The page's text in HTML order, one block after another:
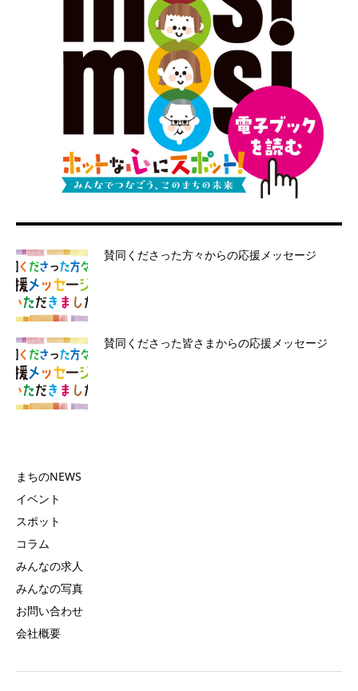
賛同くださった方々からの応援メッセージ
賛同くださった皆さまからの応援メッセージ
まちのNEWS
イベント
スポット
コラム
みんなの求人
みんなの写真
お問い合わせ
会社概要